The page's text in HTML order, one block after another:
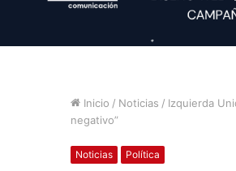
Inicio / Noticias / Izquierda
negativo”
Noticias Política